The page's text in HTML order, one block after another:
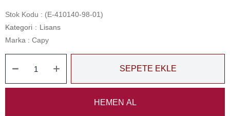
Stok Kodu
(E-410140-98-01)
Kategori : Lisans
Marka : Capy